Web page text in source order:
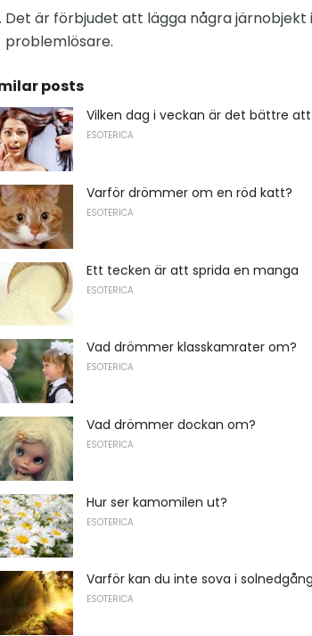
Det är förbjudet att lägga några
problemlösare.
posts
Vilken dag i veckan är det bättre
ESOTERICA
Varför drömmer om en röd katt?
ESOTERICA
Ett tecken är att sprida en manga
ESOTERICA
Vad drömmer klasskamrater om?
ESOTERICA
Vad drömmer dockan om?
ESOTERICA
Hur ser kamomilen ut?
ESOTERICA
Varför kan du inte sova i
ESOTERICA